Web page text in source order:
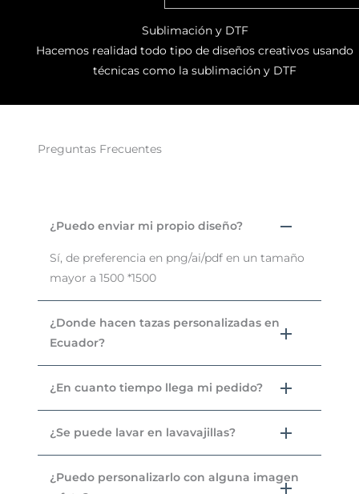
Sublimación y DTF
Hacemos realidad todo tipo de diseños creativos usando
técnicas como la sublimación y DTF
Preguntas Frecuentes
¿Puedo enviar mi propio diseño?
Sí, de preferencia en png/ai/pdf en un tamaño
mayor a 1500 *1500
¿Donde hacen tazas personalizadas en
Ecuador?
¿En cuanto tiempo llega mi pedido?
¿Se puede lavar en lavavajillas?
¿Puedo personalizarlo con alguna imagen